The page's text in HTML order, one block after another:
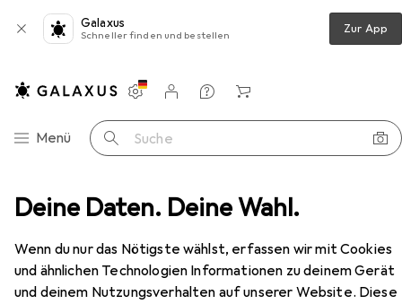
Deine Daten. Deine Wahl.
Wenn du nur das Nötigste wählst, erfassen wir mit Cookies
und ähnlichen Technologien Informationen zu deinem Gerät
und deinem Nutzungsverhalten auf unserer Website. Diese
Galaxus
Schneller finden und bestellen Zur App
Navigation nach Kategorien
Menü Suche
Einstellungen
Kundenkonto
Vergleichslisten
Merklisten
Warenkorb
Glutz Panik-Einsteckschloss 12501 FB PE